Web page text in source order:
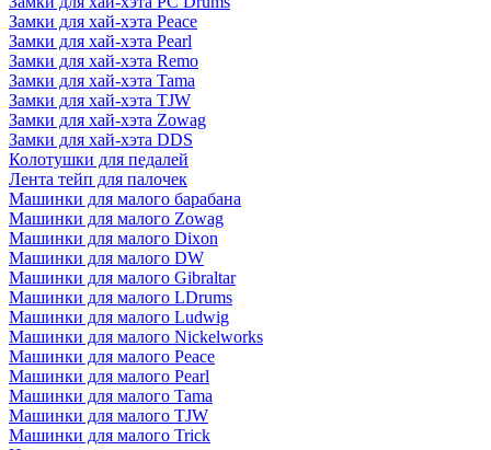
Замки для хай-хэта Peace
Замки для хай-хэта Pearl
Замки для хай-хэта Remo
Замки для хай-хэта Tama
Замки для хай-хэта TJW
Замки для хай-хэта Zowag
Замки для хай-хэта DDS
Колотушки для педалей
Лента тейп для палочек
Машинки для малого барабана
Машинки для малого Zowag
Машинки для малого Dixon
Машинки для малого DW
Машинки для малого Gibraltar
Машинки для малого LDrums
Машинки для малого Ludwig
Машинки для малого Nickelworks
Машинки для малого Peace
Машинки для малого Pearl
Машинки для малого Tama
Машинки для малого TJW
Машинки для малого Trick